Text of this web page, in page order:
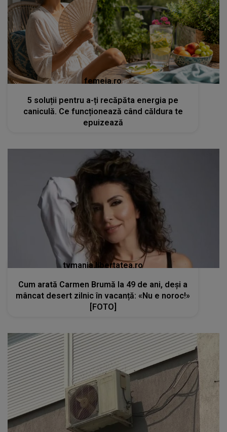
femeia.ro
5 soluții pentru a-ți recăpăta energia pe
caniculă. Ce funcționează când căldura te
epuizează
tvmania.libertatea.ro
Cum arată Carmen Brumă la 49 de ani, deși a
mâncat desert zilnic în vacanță: «Nu e noroc!»
[FOTO]